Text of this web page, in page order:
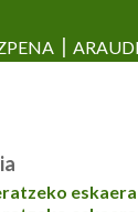
eskaera